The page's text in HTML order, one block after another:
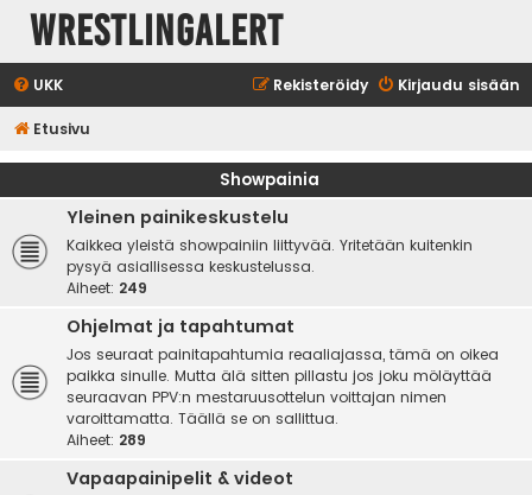
WrestlingAlert
UKK Kirjaudu sisään
Rekisteröidy
Etusivu
Showpainia
Yleinen painikeskustelu
Kaikkea yleistä showpainiin liittyvää. Yritetään kuitenkin
pysyä asiallisessa keskustelussa.
Aiheet: 249
Ohjelmat ja tapahtumat
Jos seuraat painitapahtumia reaaliajassa, tämä on oikea
paikka sinulle. Mutta älä sitten pillastu jos joku möläyttää
seuraavan PPV:n mestaruusottelun voittajan nimen
varoittamatta. Täällä se on sallittua.
Aiheet: 289
Vapaapainipelit & videot